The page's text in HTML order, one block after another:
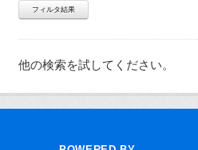
フィルタ結果
他の検索を試してください。